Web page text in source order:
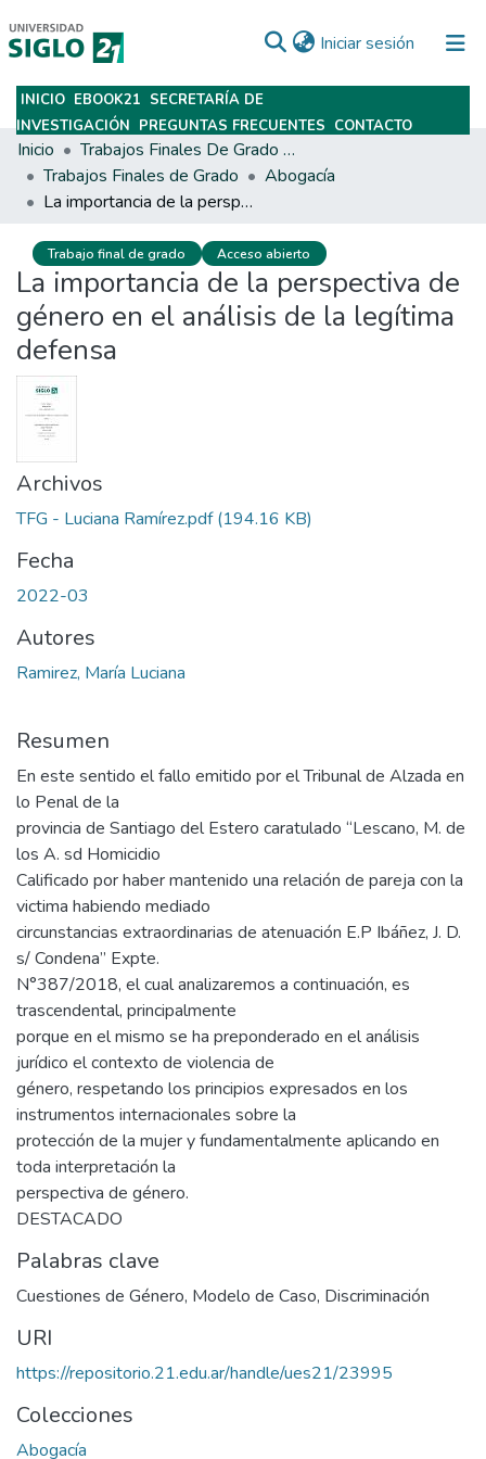
Iniciar sesión (current)
Subir
INICIO EBOOK21 SECRETARÍA DE
INVESTIGACIÓN PREGUNTAS FRECUENTES CONTACTO
Inicio
Trabajos Finales De Grado Y Posgrado
Trabajos Finales de Grado
Abogacía
La importancia de la perspectiva de género en el análisis de la legítima defensa
Trabajo final de grado Acceso abierto
La importancia de la perspectiva de
género en el análisis de la legítima
defensa
Archivos
TFG - Luciana Ramírez.pdf(194.16 KB)
Fecha
2022-03
Autores
Ramirez, María Luciana
Resumen
En este sentido el fallo emitido por el Tribunal de Alzada en
lo Penal de la
provincia de Santiago del Estero caratulado “Lescano, M. de
los A. sd Homicidio
Calificado por haber mantenido una relación de pareja con la
victima habiendo mediado
circunstancias extraordinarias de atenuación E.P Ibáñez, J. D.
s/ Condena” Expte.
N°387/2018, el cual analizaremos a continuación, es
trascendental, principalmente
porque en el mismo se ha preponderado en el análisis
jurídico el contexto de violencia de
género, respetando los principios expresados en los
instrumentos internacionales sobre la
protección de la mujer y fundamentalmente aplicando en
toda interpretación la
perspectiva de género.
DESTACADO
Palabras clave
Cuestiones de Género, Modelo de Caso, Discriminación
URI
https://repositorio.21.edu.ar/handle/ues21/23995
Colecciones
Abogacía